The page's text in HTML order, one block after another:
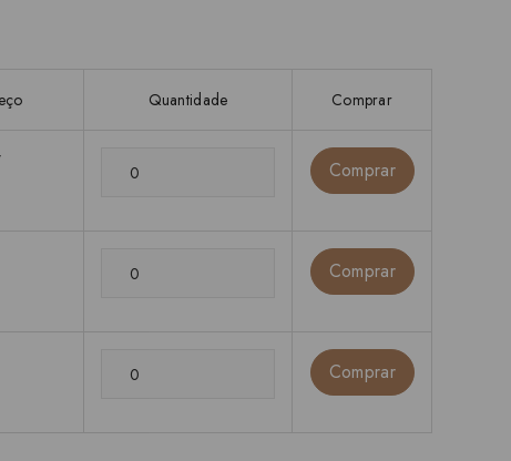
Quantidade Comprar
Comprar
Comprar
Comprar